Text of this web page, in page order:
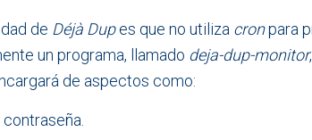
de Déjà Dupes que no utiliza cronpara
un programa, llamado deja-dup-monitor
de aspectos como: